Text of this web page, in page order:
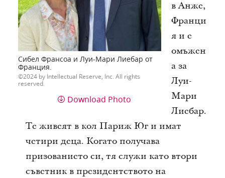
Сибел Франсоа и Луи-Мари Лиебар от
Франция.
2024 by Intellectual Reserve, Inc. All rights
reserved.
Download Photo
в Анже,
Франци
я и е
омъжен
а за
Луи-
Мари
Лиебар.
Те живеят в кол Париж Юг и имат
четири деца. Когато получава
призованието си, тя служи като втори
съветник в президентството на